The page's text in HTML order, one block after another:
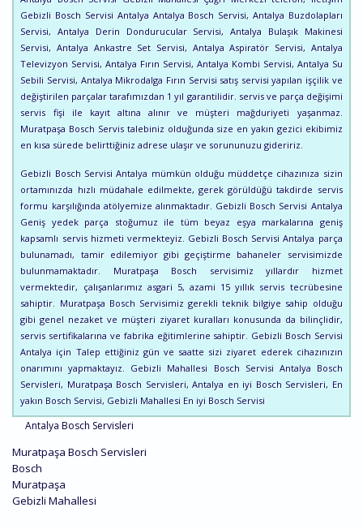
Gebizli Bosch Servisi Antalya Antalya Bosch Servisi, Antalya Buzdolapları
Servisi, Antalya Derin Dondurucular Servisi, Antalya Bulaşık Makinesi
Servisi, Antalya Ankastre Set Servisi, Antalya Aspiratör Servisi, Antalya
Televizyon Servisi, Antalya Fırın Servisi, Antalya Kombi Servisi, Antalya Su
Sebili Servisi, Antalya Mikrodalga Fırın Servisi satış servisi yapılan işçilik ve
değiştirilen parçalar tarafımızdan 1 yıl garantilidir. servis ve parça değişimi
servis fişi ile kayıt altına alınır ve müşteri mağduriyeti yaşanmaz.
Muratpaşa Bosch Servis talebiniz olduğunda size en yakın gezici ekibimiz
en kısa sürede belirttiğiniz adrese ulaşır ve sorununuzu gideririz.
Gebizli Bosch Servisi Antalya mümkün olduğu müddetçe cihazınıza sizin
ortamınızda hızlı müdahale edilmekte, gerek görüldüğü takdirde servis
formu karşılığında atölyemize alınmaktadır. Gebizli Bosch Servisi Antalya
Geniş yedek parça stoğumuz ile tüm beyaz eşya markalarına geniş
kapsamlı servis hizmeti vermekteyiz. Gebizli Bosch Servisi Antalya parça
bulunamadı, tamir edilemiyor gibi geçiştirme bahaneler servisimizde
bulunmamaktadır. Muratpaşa Bosch servisimiz yıllardır hizmet
vermektedir, çalışanlarımız asgari 5, azami 15 yıllık servis tecrübesine
sahiptir. Muratpaşa Bosch Servisimiz gerekli teknik bilgiye sahip olduğu
gibi genel nezaket ve müşteri ziyaret kuralları konusunda da bilinçlidir,
servis sertifikalarına ve fabrika eğitimlerine sahiptir. Gebizli Bosch Servisi
Antalya için Talep ettiğiniz gün ve saatte sizi ziyaret ederek cihazınızın
onarımını yapmaktayız. Gebizli Mahallesi Bosch Servisi Antalya Bosch
Servisleri, Muratpaşa Bosch Servisleri, Antalya en iyi Bosch Servisleri, En
yakın Bosch Servisi, Gebizli Mahallesi En iyi Bosch Servisi
Antalya Bosch Servisleri
Muratpaşa Bosch Servisleri
Bosch
Muratpaşa
Gebizli Mahallesi